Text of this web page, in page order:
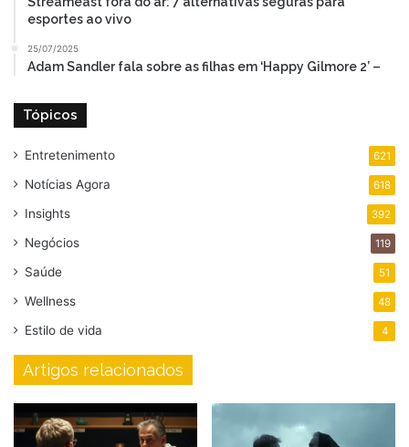
esportes ao vivo
25/07/2025
Adam Sandler fala sobre as filhas em ‘Happy Gilmore 2’ –
Tópicos
Entretenimento 621
Notícias Agora 618
Insights 392
Negócios 119
Saúde 51
Wellness 48
Estilo de vida 4
Artigos relacionados